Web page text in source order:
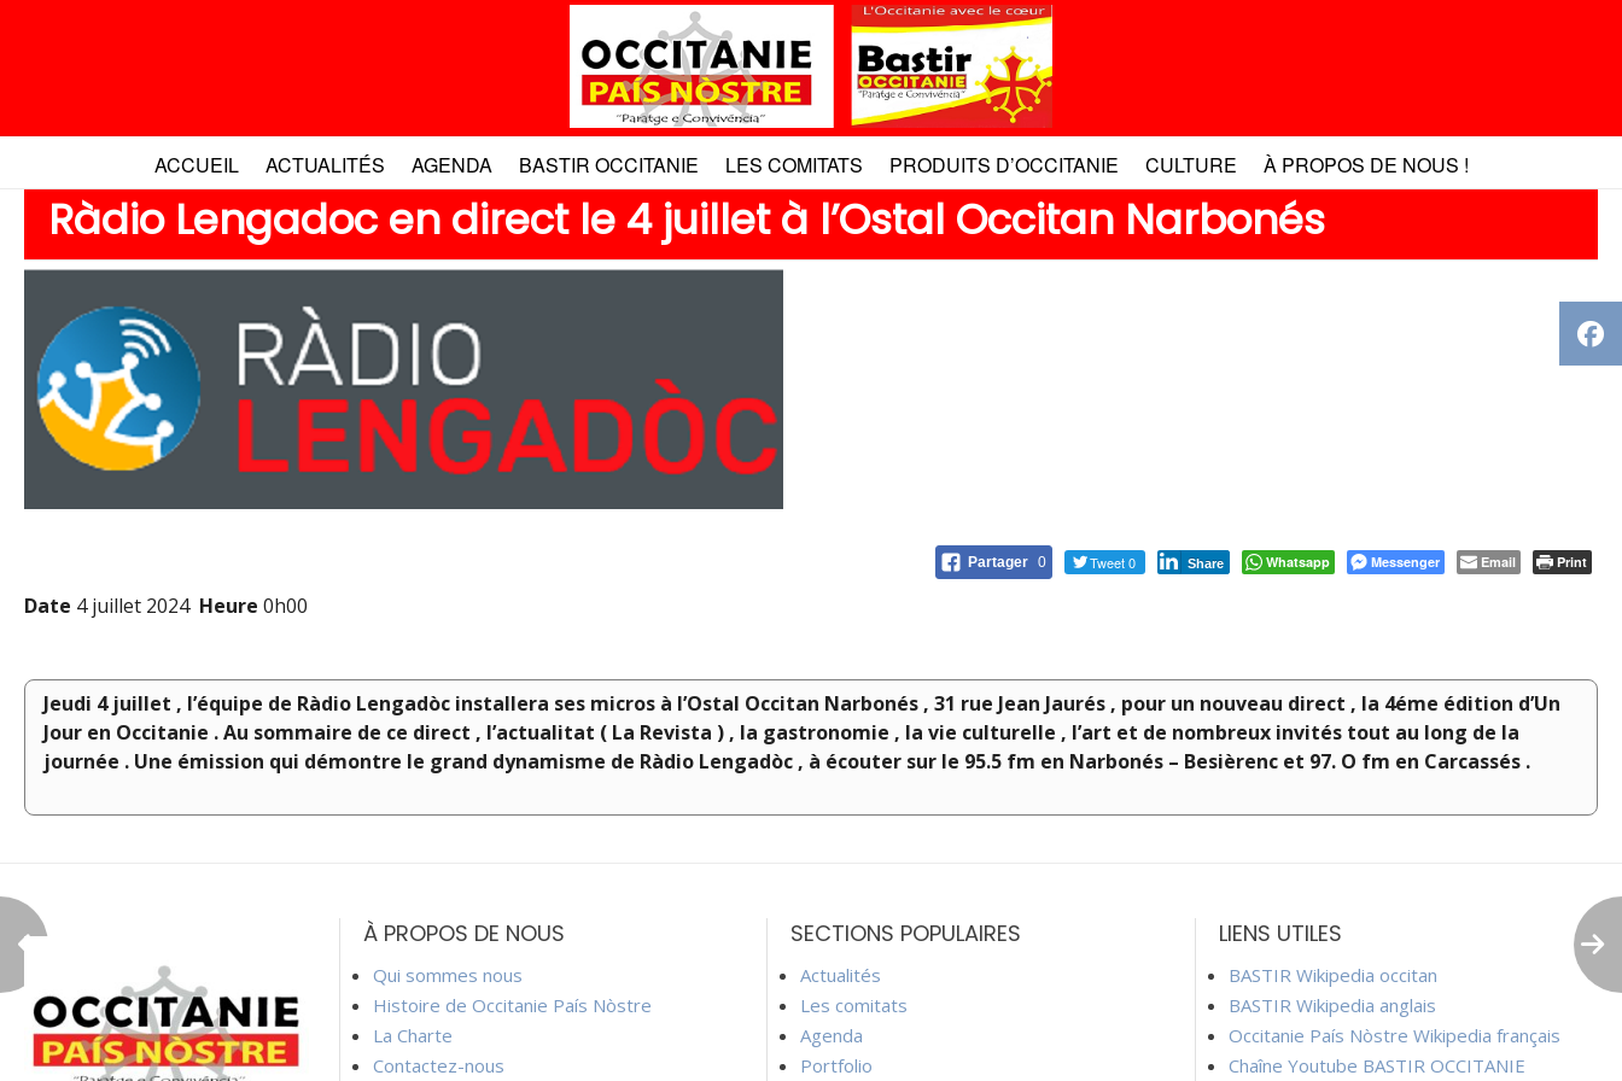
ACCUEIL ACTUALITÉS AGENDA BASTIR OCCITANIE LES COMITATS PRODUITS D’OCCITANIE CULTURE À PROPOS DE NOUS !
Ràdio Lengadoc en direct le 4 juillet à l’Ostal Occitan Narbonés
Partager 0 Tweet 0 Share Whatsapp Messenger Email Print
Date 4 juillet 2024 Heure 0h00
Jeudi 4 juillet , l’équipe de Ràdio Lengadòc installera ses micros à l’Ostal Occitan Narbonés , 31 rue Jean Jaurés , pour un nouveau direct , la 4éme édition d’Un
Jour en Occitanie . Au sommaire de ce direct , l’actualitat ( La Revista ) , la gastronomie , la vie culturelle , l’art et de nombreux invités tout au long de la
journée . Une émission qui démontre le grand dynamisme de Ràdio Lengadòc , à écouter sur le 95.5 fm en Narbonés – Besièrenc et 97. O fm en Carcassés .
de
l’article
À PROPOS DE NOUS
Qui sommes nous
Histoire de Occitanie País Nòstre
La Charte
Contactez-nous
SECTIONS POPULAIRES
Actualités
Les comitats
Agenda
Portfolio
LIENS UTILES
BASTIR Wikipedia occitan
BASTIR Wikipedia anglais
Occitanie País Nòstre Wikipedia français
Chaîne Youtube BASTIR OCCITANIE